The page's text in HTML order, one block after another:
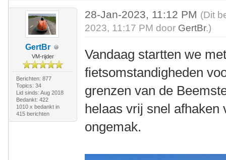
GertBr
VM-rijder
Berichten: 877
Topics: 34
Lid sinds: Aug 2018
Bedankt: 422
1010 x bedankt in
415 berichten
28-Jan-2023, 11:12 PM (Dit
2023, 11:17 PM door GertBr.)
Vandaag startten we
fietsomstandigheden
grenzen van de
helaas vrij snel afhaken
ongemak.